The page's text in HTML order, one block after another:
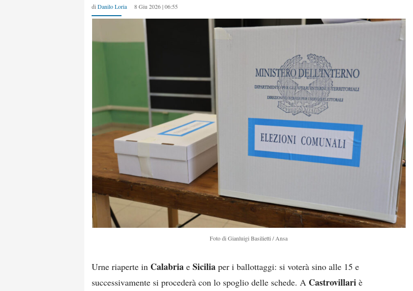
di Danilo Loria 8 Giu 2026 | 06:55
Foto di Gianluigi Basilietti / Ansa
Urne riaperte in Calabria e Sicilia per i ballottaggi: si voterà sino alle 15 e
successivamente si procederà con lo spoglio delle schede. A Castrovillari è